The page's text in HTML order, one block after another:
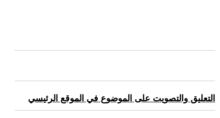
التعليق والتصويت على الموضوع في الموقع الرئيسي